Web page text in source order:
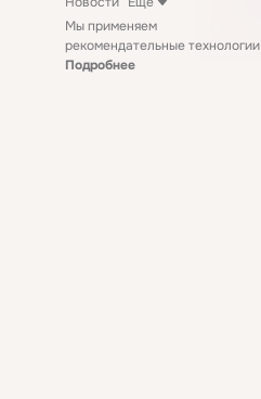
Мы применяем
рекомендательные технологии
Подробнее